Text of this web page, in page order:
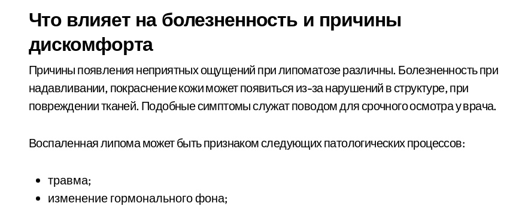
Что влияет на болезненность и причины
дискомфорта
Причины появления неприятных ощущений при липоматозе различны. Болезненность при
надавливании, покраснение кожи может появиться из-за нарушений в структуре, при
повреждении тканей. Подобные симптомы служат поводом для срочного осмотра у врача.
Воспаленная липома может быть признаком следующих патологических процессов:
травма;
изменение гормонального фона;